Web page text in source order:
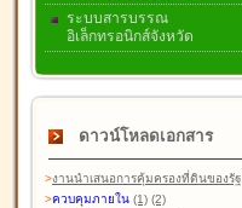
ระบบสารบรรณ
อิเล็กทรอนิกส์จังหวัด
ดาวน์โหลดเอกสาร
>งานนำเสนอการคุ้มครองที่ดินของรัฐ
>ควบคุมภายใน (1) (2)